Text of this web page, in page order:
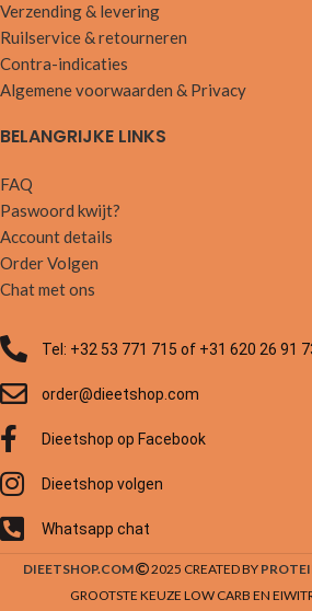
Verzending & levering
Ruilservice & retourneren
Contra-indicaties
Algemene voorwaarden & Privacy
BELANGRIJKE LINKS
FAQ
Paswoord kwijt?
Account details
Order Volgen
Chat met ons
Tel: +32 53 771 715 of +31 620 26 91
order@dieetshop.com
Dieetshop op Facebook
Dieetshop volgen
Whatsapp chat
DIEETSHOP.COM 2025 CREATED BY
GROOTSTE KEUZE LOW CARB EN